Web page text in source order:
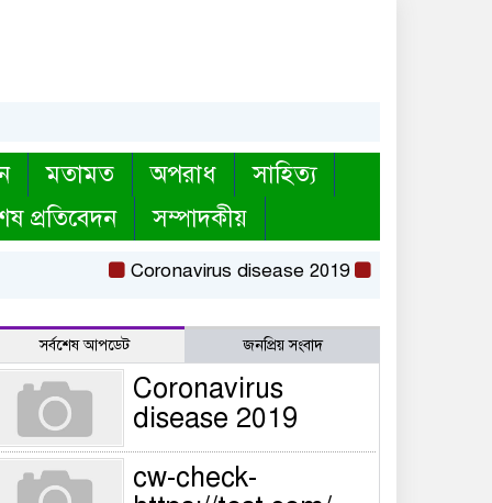
মতামত অপরাধ
সাহিত্য
প্রতিবেদন সম্পাদকীয়
Coronavirus disease 2019 cw-check-
সর্বশেষ আপডেট জনপ্রিয় সংবাদ
Coronavirus
disease 2019
cw-check-